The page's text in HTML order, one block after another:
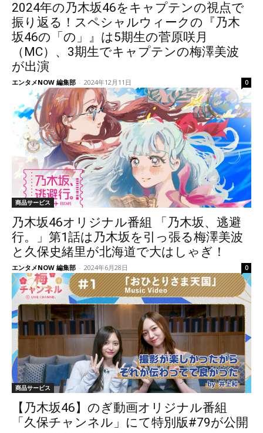
2024年の乃木坂46をキャプテンの視点で
振り返る！スペシャルウィークの『乃木
坂46の「の」』は5期生の菅原咲月
（MC）、3期生でキャプテンの梅澤美波
が出演
エンタメNOW 編集部 - 2024年12月11日 0
商品サービス
乃木坂46オリジナル番組 「乃木坂、逃避
行。」第1話は乃木坂を引っ張る梅澤美波
と久保史緒里が北海道で大はしゃぎ！
エンタメNOW 編集部 - 2024年6月28日 0
商品サービス
【乃木坂46】のぎ動画オリジナル番組
「久保チャンネル」にて特別版#79が公開